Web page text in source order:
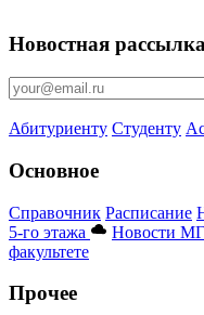
Новостная
Абитуриенту Студенту
Основное
Справочник Расписание
5-го этажа
Новости
факультете
Прочее